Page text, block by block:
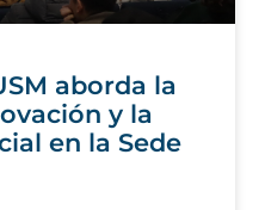
aborda la
y la
en la Sede